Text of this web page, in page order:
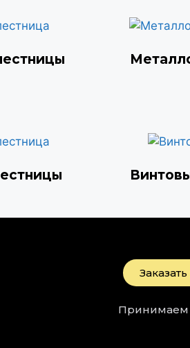
Принимаем